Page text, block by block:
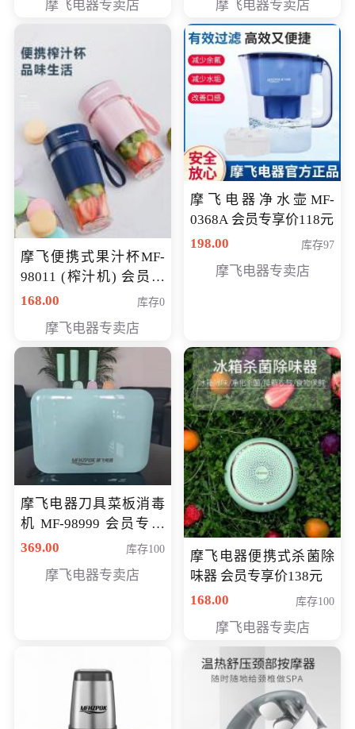
摩飞电器专卖店 摩飞电器专卖店
摩飞便携式果汁杯MF-
98011 (榨汁机) 会员专
享价138元
168.00 库存0
摩飞电器专卖店
摩飞电器净水壶MF-
0368A 会员专享价118元
198.00
库存97
摩飞电器专卖店
摩飞电器刀具菜板消毒
机 MF-98999 会员专享
价286元
369.00 库存100
摩飞电器专卖店
摩飞电器便携式杀菌除
味器 会员专享价138元
168.00
库存100
摩飞电器专卖店